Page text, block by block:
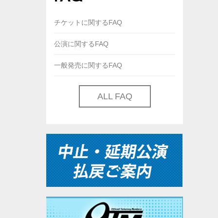
チケットに関するFAQ
公演に関するFAQ
一般発売に関するFAQ
ALL FAQ